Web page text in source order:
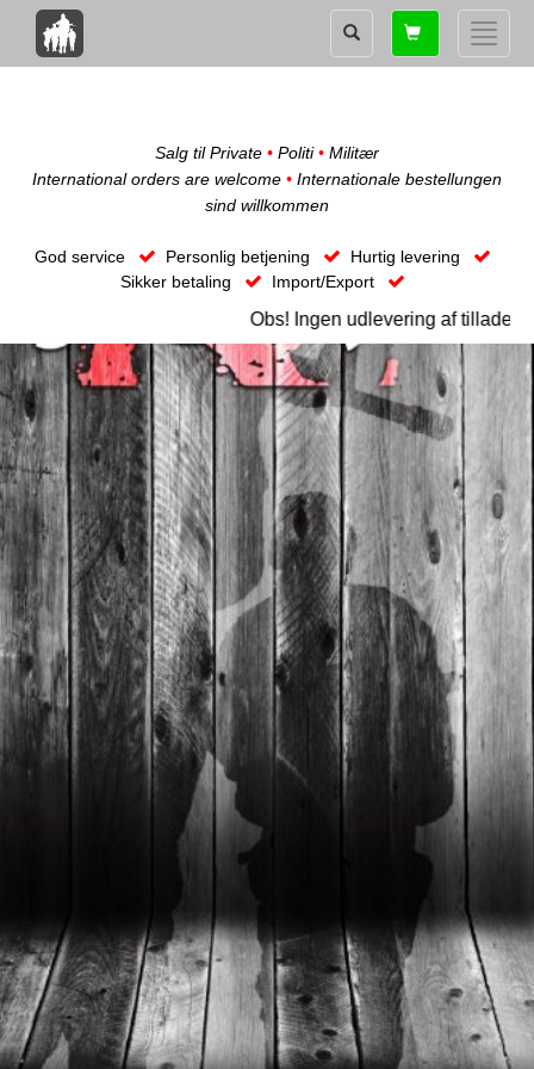
Toggle
Shopping
card
Salg til Private • Politi• Militær
International orders are welcome • Internationale bestellungen
sind willkommen
God service Personlig betjening
Hurtig levering
Sikker betaling
Import/Export
Obs! Ingen udlevering af